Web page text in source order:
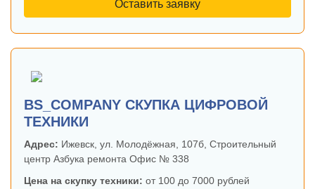
Оставить заявку
BS_COMPANY СКУПКА ЦИФРОВОЙ
ТЕХНИКИ
Адрес: Ижевск, ул. Молодёжная, 107б, Строительный
центр Азбука ремонта Офис № 338
Цена на скупку техники: от 100 до 7000 рублей